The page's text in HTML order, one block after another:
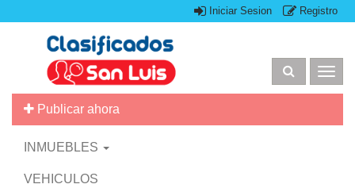
Iniciar Sesion Registro
Publicar ahora
INMUEBLES
VEHICULOS